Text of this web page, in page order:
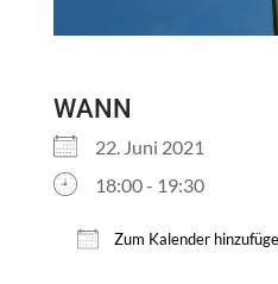
WANN
22. Juni 2021
18:00 - 19:30
Zum Kalender